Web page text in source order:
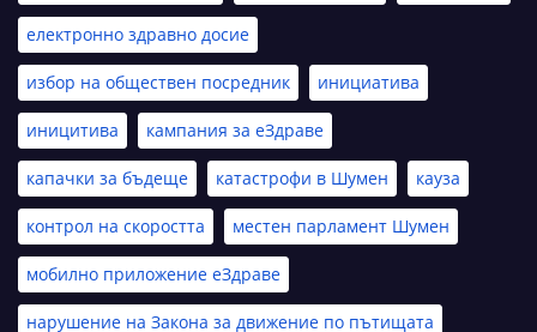
електронно здравно досие
избор на обществен посредник инициатива
иницитива кампания за еЗдраве
капачки за бъдеще катастрофи в Шумен кауза
контрол на скоростта местен парламент Шумен
мобилно приложение еЗдраве
нарушение на Закона за движение по пътищата